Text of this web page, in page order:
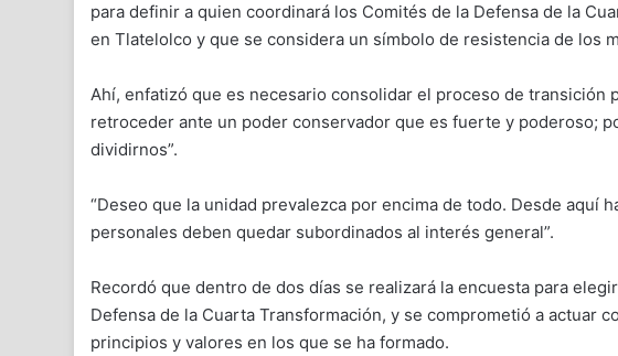
para definir a quien coordinará los Comités de la Defensa de la
en Tlatelolco y que se considera un símbolo de resistencia de los
Ahí, enfatizó que es necesario consolidar el proceso de transición
retroceder ante un poder conservador que es fuerte y poderoso;
dividirnos”.
“Deseo que la unidad prevalezca por encima de todo. Desde aquí
personales deben quedar subordinados al interés general”.
Recordó que dentro de dos días se realizará la encuesta para
Defensa de la Cuarta Transformación, y se comprometió a actuar
principios y valores en los que se ha formado.